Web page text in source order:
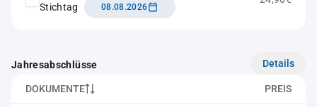
Stichtag
08.08.2026
Jahresabschlüsse Details
DOKUMENTE PREIS